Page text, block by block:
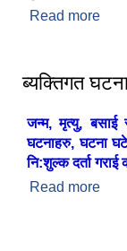
Read more
ब्यक्तिगत
जन्म, मृत्यु, बसाई
घटनाहरु, घटना
नि:शुल्क दर्ता गराई
Read more